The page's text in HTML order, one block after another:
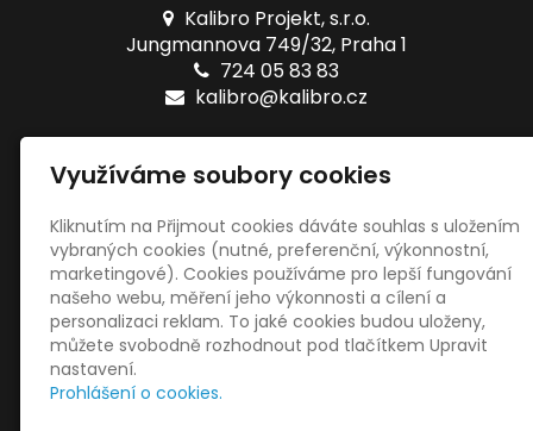
Kalibro Projekt, s.r.o.
Jungmannova 749/32, Praha 1
724 05 83 83
kalibro@kalibro.cz
Naše testy
Online testy ZŠ
Tištěné testy ZŠ
Sociální sítě
Využíváme soubory cookies
Kliknutím na Přijmout cookies dáváte souhlas s uložením
vybraných cookies (nutné, preferenční, výkonnostní,
marketingové). Cookies používáme pro lepší fungování
našeho webu, měření jeho výkonnosti a cílení a
personalizaci reklam. To jaké cookies budou uloženy,
můžete svobodně rozhodnout pod tlačítkem Upravit
nastavení.
Prohlášení o cookies.